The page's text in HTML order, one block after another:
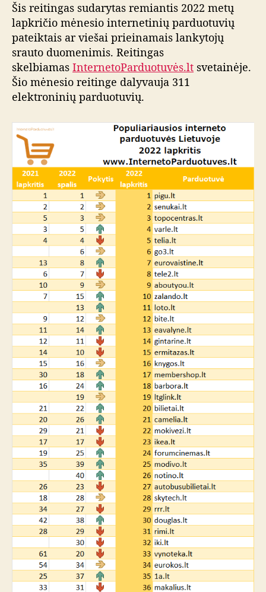
Šis reitingas sudarytas remiantis 2022 metų
lapkričio mėnesio internetinių parduotuvių
pateiktais ar viešai prieinamais lankytojų
srauto duomenimis. Reitingas
skelbiamas InternetoParduotuvės.lt svetainėje.
Šio mėnesio reitinge dalyvauja 311
elektroninių parduotuvių.